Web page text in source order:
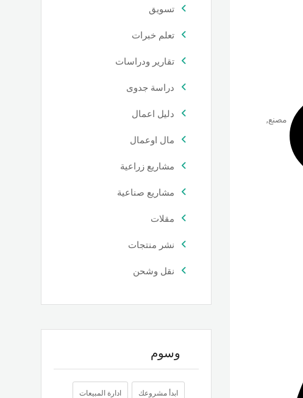
مصنع,
تسويق
تعلم خبرات
تقارير ودراسات
دراسة جدوى
دليل اعمال
مال اوعمال
مشاريع زراعية
مشاريع صناعية
مقلات
نشر منتجات
نقل وشحن
وسوم
ابدأ مشروعك ادارة المبيعات